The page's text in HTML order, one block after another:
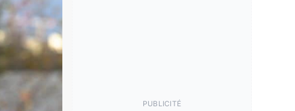
PUBLICITÉ